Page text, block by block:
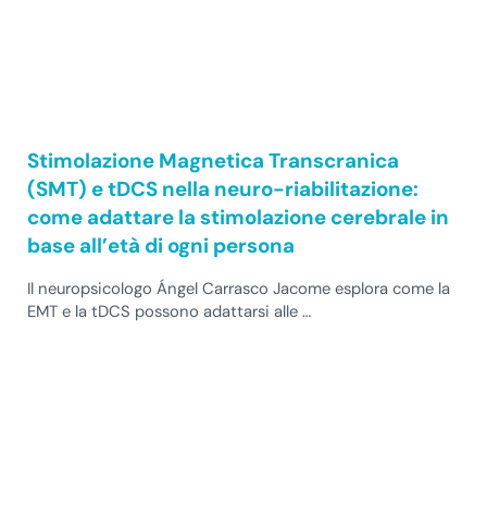
Stimolazione Magnetica Transcranica
(SMT) e tDCS nella neuro-riabilitazione:
come adattare la stimolazione cerebrale in
base all’età di ogni persona
Il neuropsicologo Ángel Carrasco Jacome esplora come la
EMT e la tDCS possono adattarsi alle …